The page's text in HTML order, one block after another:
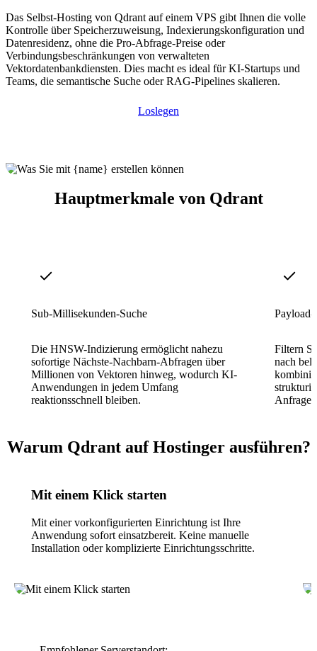
Das Selbst-Hosting von Qdrant auf einem VPS gibt Ihnen die volle
Kontrolle über Speicherzuweisung, Indexierungskonfiguration und
Datenresidenz, ohne die Pro-Abfrage-Preise oder
Verbindungsbeschränkungen von verwalteten
Vektordatenbankdiensten. Dies macht es ideal für KI-Startups und
Teams, die semantische Suche oder RAG-Pipelines skalieren.
Loslegen
Hauptmerkmale von Qdrant
Sub-Millisekunden-Suche
Die HNSW-Indizierung ermöglicht nahezu
sofortige Nächste-Nachbarn-Abfragen über
Millionen von Vektoren hinweg, wodurch KI-
Anwendungen in jedem Umfang
reaktionsschnell bleiben.
Filtern
nach
Anfrage.
Warum Qdrant auf Hostinger ausführen?
Mit einem Klick starten
Mit einer vorkonfigurierten Einrichtung ist Ihre
Anwendung sofort einsatzbereit. Keine manuelle
Installation oder komplizierte Einrichtungsschritte.